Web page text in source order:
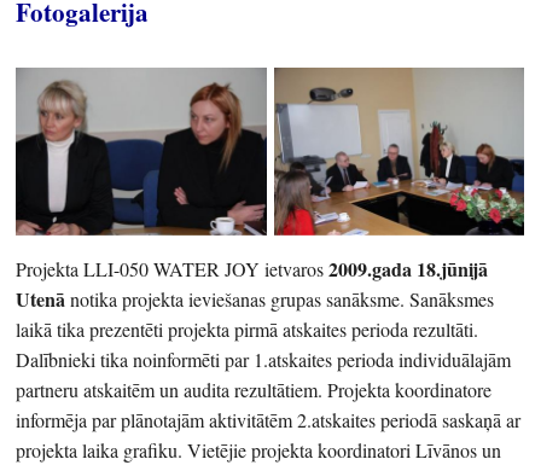
Fotogalerija
Projekta LLI-050 WATER JOY ietvaros2009.gada 18.jūnijā
Utenānotika projekta ieviešanas grupas sanāksme. Sanāksmes
laikā tika prezentēti projekta pirmā atskaites perioda rezultāti.
Dalībnieki tika noinformēti par 1.atskaites perioda individuālajām
partneru atskaitēm un audita rezultātiem. Projekta koordinatore
informēja par plānotajām aktivitātēm 2.atskaites periodā saskaņā ar
projekta laika grafiku. Vietējie projekta koordinatori Līvānos un